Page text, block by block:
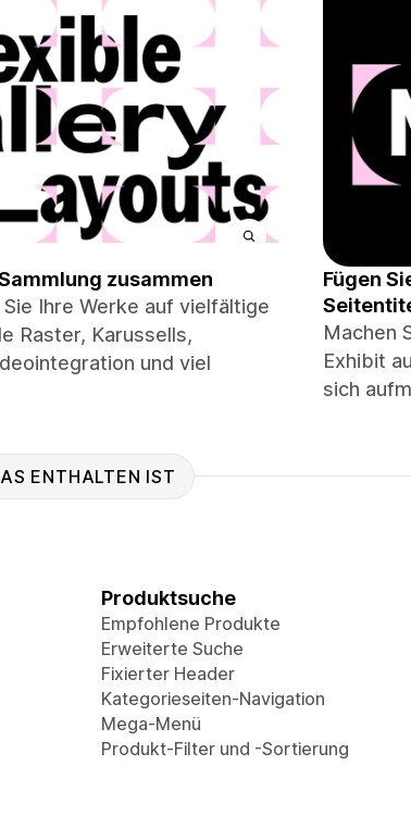
zusammen
Ihre Werke auf vielfältige
Raster, Karussells,
und viel
Fügen
Machen
Exhibit
sich
ENTHALTEN IST
Produktsuche
Empfohlene Produkte
Erweiterte Suche
Fixierter Header
Kategorieseiten-Navigation
Mega-Menü
Produkt-Filter und -Sortierung